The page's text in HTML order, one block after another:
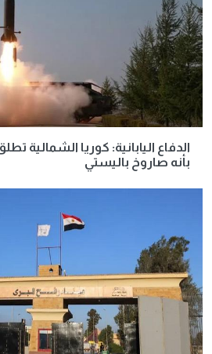
الدفاع اليابانية: كوريا الشمالية
بأنه صاروخ باليستي